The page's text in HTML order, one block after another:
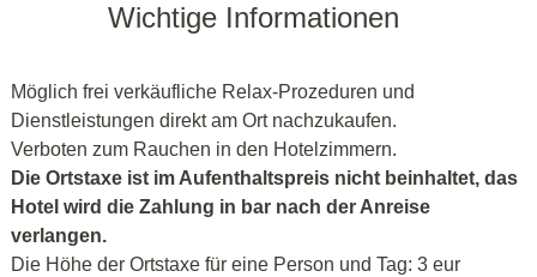
Wichtige Informationen
Möglich frei verkäufliche Relax-Prozeduren und
Dienstleistungen direkt am Ort nachzukaufen.
Verboten zum Rauchen in den Hotelzimmern.
Die Ortstaxe ist im Aufenthaltspreis nicht beinhaltet, das
Hotel wird die Zahlung in bar nach der Anreise
verlangen.
Die Höhe der Ortstaxe für eine Person und Tag: 3 eur